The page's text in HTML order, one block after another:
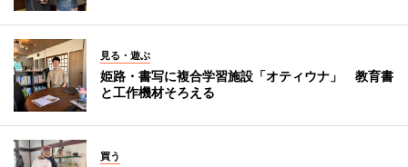
見る・遊ぶ
姫路・書写に複合学習施設「オティウナ」 教育書
と工作機材そろえる
買う